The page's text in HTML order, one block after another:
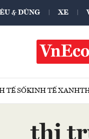
& DÙNG XE
TẾ SỐKINH TẾ XANH
thi